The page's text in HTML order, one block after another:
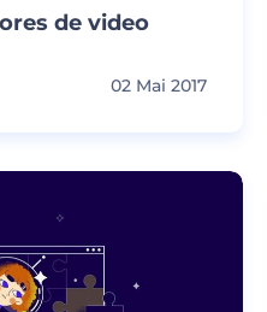
de video
02 Mai 2017